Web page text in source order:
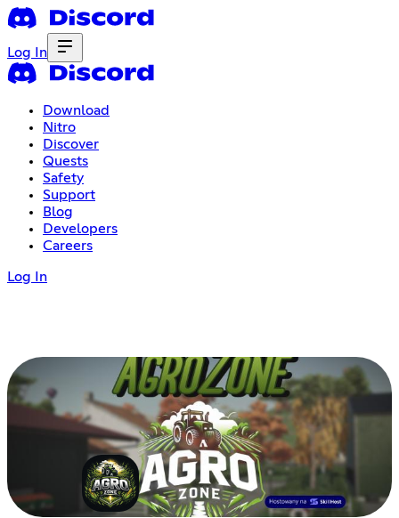
Log In
Download
Nitro
Discover
Quests
Safety
Support
Blog
Developers
Careers
Log In